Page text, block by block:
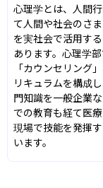
心理学とは、人間
て人間や社会のさ
を実社会で活用す
あります。心理学
「カウンセリング
リキュラムを構成
門知識を一般企業
での教育も経て医
現場で技能を発揮
います。